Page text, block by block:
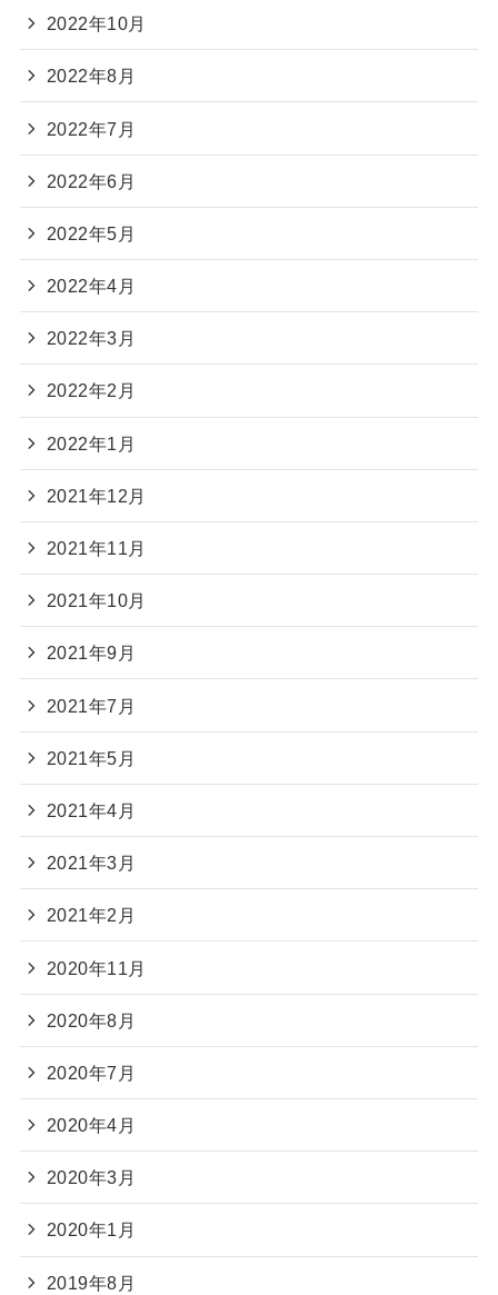
2022年10月
2022年8月
2022年7月
2022年6月
2022年5月
2022年4月
2022年3月
2022年2月
2022年1月
2021年12月
2021年11月
2021年10月
2021年9月
2021年7月
2021年5月
2021年4月
2021年3月
2021年2月
2020年11月
2020年8月
2020年7月
2020年4月
2020年3月
2020年1月
2019年8月